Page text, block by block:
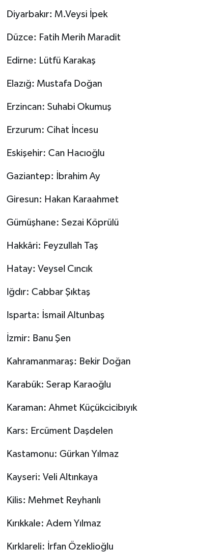
Diyarbakır: M.Veysi İpek
Düzce: Fatih Merih Maradit
Edirne: Lütfü Karakaş
Elazığ: Mustafa Doğan
Erzincan: Suhabi Okumuş
Erzurum: Cihat İncesu
Eskişehir: Can Hacıoğlu
Gaziantep: İbrahim Ay
Giresun: Hakan Karaahmet
Gümüşhane: Sezai Köprülü
Hakkâri: Feyzullah Taş
Hatay: Veysel Cıncık
Iğdır: Cabbar Şıktaş
Isparta: İsmail Altunbaş
İzmir: Banu Şen
Kahramanmaraş: Bekir Doğan
Karabük: Serap Karaoğlu
Karaman: Ahmet Küçükcicibıyık
Kars: Ercüment Daşdelen
Kastamonu: Gürkan Yılmaz
Kayseri: Veli Altınkaya
Kilis: Mehmet Reyhanlı
Kırıkkale: Adem Yılmaz
Kırklareli: İrfan Özeklioğlu